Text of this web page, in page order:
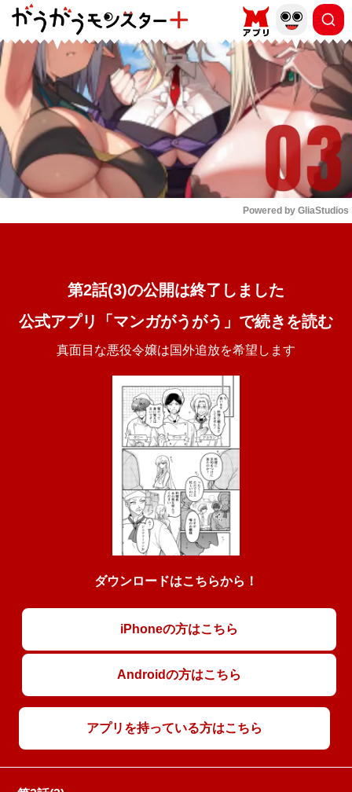
もっと読む
Powered by GliaStudios
第2話(3)の公開は終了しました
公式アプリ「マンガがうがう」で続きを読む
真面目な悪役令嬢は国外追放を希望します
ダウンロードはこちらから！
iPhoneの方はこちら
Androidの方はこちら
アプリを持っている方はこちら